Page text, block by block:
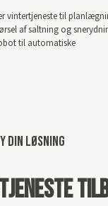
vintertjeneste til
af saltning og
til automatiske
din løsning